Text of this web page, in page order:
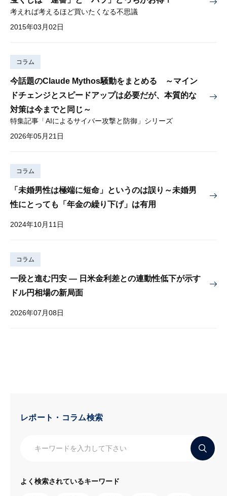
考えれば考えるほど買いたくなる不思議
2015年03月02日
コラム
今話題のClaude Mythos騒動をまとめる ～マイン
ドチェンジとスピードアップは必要だが、本質的な
対策は今までと同じ～
特集記事「AIによるサイバー攻撃と防御」シリーズ
2026年05月21日
コラム
「未婚男性は極端に短命」というのは誤り～未婚男
性にとっても「年金の繰り下げ」は有用
2024年10月11日
コラム
一段と進む円安 — 日米金利差との連動性低下が示す
ドル円相場の新局面
2026年07月08日
レポート・コラム検索
よく検索されているキーワード